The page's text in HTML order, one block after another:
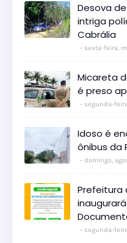
Desova
intriga
Cabrália
sexta-feira,
Micareta
é preso
segunda-
Idoso é
ônibus da
domingo,
Prefeitura
segunda-